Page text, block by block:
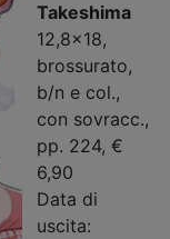
Takeshima
12,8x18,
brossurato,
b/n e col.,
con sovracc.,
pp. 224, €
6,90
Data di
uscita: